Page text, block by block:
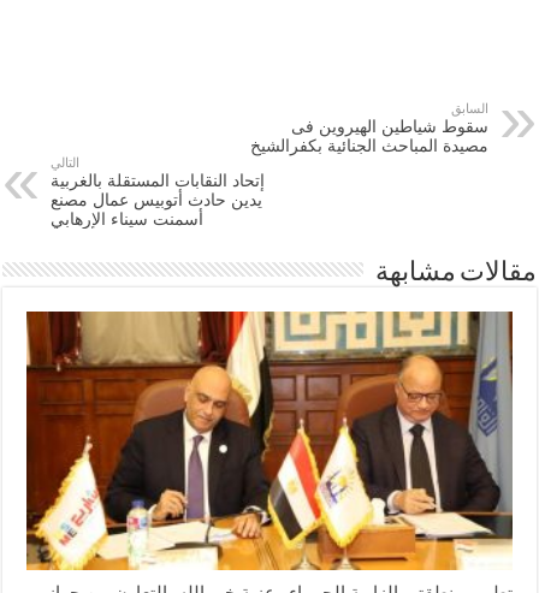
السابق
سقوط شياطين الهيروين فى
مصيدة المباحث الجنائية بكفرالشيخ
التالي
إتحاد النقابات المستقلة بالغربية
يدين حادث أتوبيس عمال مصنع
أسمنت سيناء الإرهابي
مقالات مشابهة